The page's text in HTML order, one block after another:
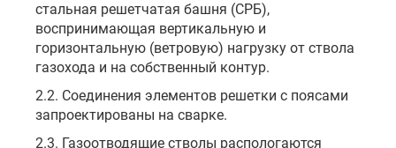
стальная решетчатая башня (СРБ),
воспринимающая вертикальную и
горизонтальную (ветровую) нагрузку от ствола
газохода и на собственный контур.
2.2. Соединения элементов решетки с поясами
запроектированы на сварке.
2.3. Газоотводящие стволы распологаются